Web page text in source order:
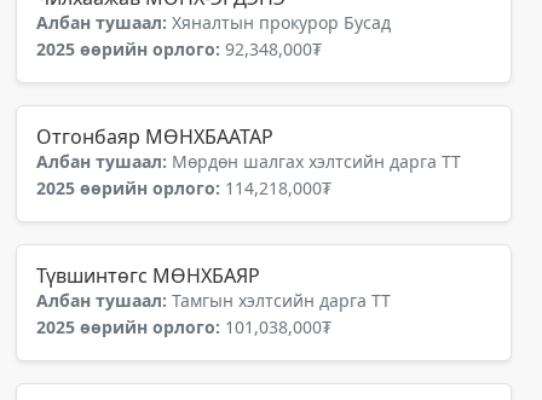
Албан тушаал: Хяналтын прокурор Бусад
2025 өөрийн орлого: 92,348,000₮
Отгонбаяр МӨНХБААТАР
Албан тушаал: Мөрдөн шалгах хэлтсийн дарга ТТ
2025 өөрийн орлого: 114,218,000₮
Түвшинтөгс МӨНХБАЯР
Албан тушаал: Тамгын хэлтсийн дарга ТТ
2025 өөрийн орлого: 101,038,000₮